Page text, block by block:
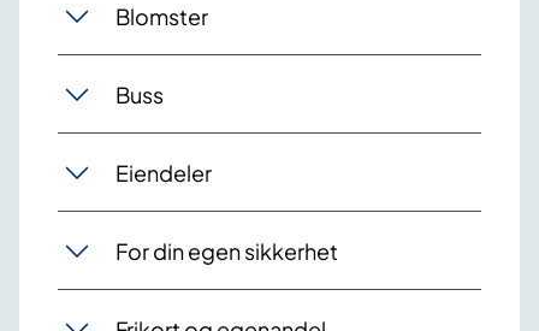
Blomster
Buss
Eiendeler
For din egen sikkerhet